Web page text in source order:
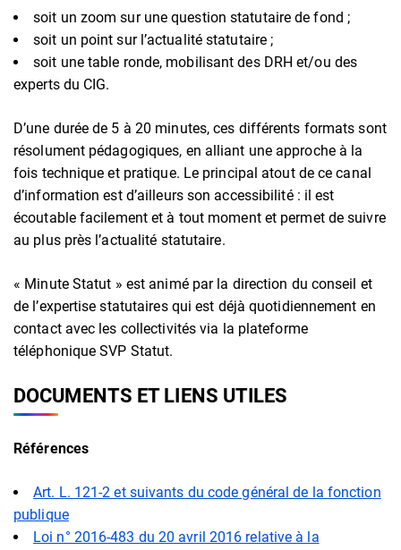
soit un zoom sur une question statutaire de fond ;
soit un point sur l’actualité statutaire ;
soit une table ronde, mobilisant des DRH et/ou des
experts du CIG.
D’une durée de 5 à 20 minutes, ces différents formats sont
résolument pédagogiques, en alliant une approche à la
fois technique et pratique. Le principal atout de ce canal
d’information est d’ailleurs son accessibilité : il est
écoutable facilement et à tout moment et permet de suivre
au plus près l’actualité statutaire.
« Minute Statut » est animé par la direction du conseil et
de l’expertise statutaires qui est déjà quotidiennement en
contact avec les collectivités via la plateforme
téléphonique SVP Statut.
DOCUMENTS ET LIENS UTILES
Références
Art. L. 121-2 et suivants du code général de la fonction
publique
Loi n° 2016-483 du 20 avril 2016 relative à la